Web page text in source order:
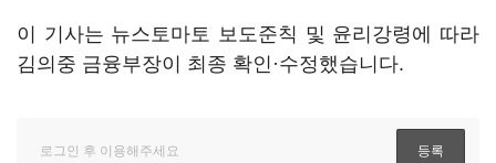
이 기사는 뉴스토마토 보도준칙 및 윤리강령에 따라
김의중 금융부장이 최종 확인·수정했습니다.